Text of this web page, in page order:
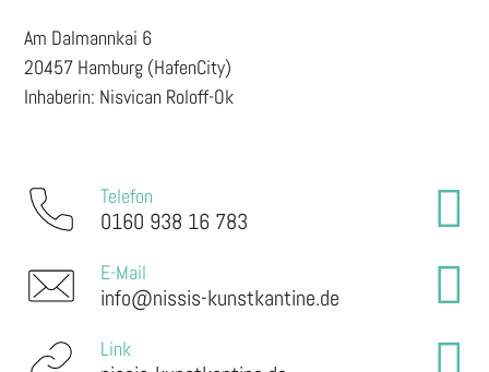
Am Dalmannkai 6
20457 Hamburg (HafenCity)
Inhaberin: Nisvican Roloff-Ok
Telefon
0160 938 16 783
E-Mail
info@nissis-kunstkantine.de
Link